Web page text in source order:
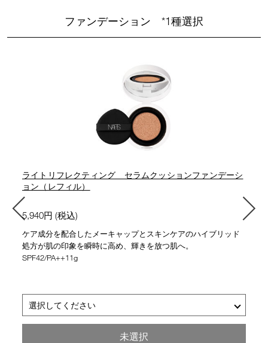
ファンデーション *1種選択
ライトリフレクティング セラムクッションファンデーシ
ョン（レフィル）
5,940円 (税込)
ケア成分を配合したメーキャップとスキンケアのハイブリッド
処方が肌の印象を瞬時に高め、輝きを放つ肌へ。
SPF42/PA++11g
選択してください
■ 03789 SEOUL ライト 0.75 ピンクベースの非常に明るいシェード
■ 03790 MONT BLANC ライト 2 ピンクとイエローのバランスのとれた非常に明るいシェード
■ 03791 FINLAND ライト 2.25 イエローベースの非常に明るいシェード
■ 03792 DEAUVILLE ライト 4 ピンクとイエローのバランスのとれた明るいシェード
■ 03793 SAMCHEONG ライト 4.25 ピンクベースの明るいシェード
■ 03794 VIENNA ライト 4.5 ピーチベースの明るいシェード
■ 03795 PUNJAB ミディアム 1 イエローベ―スの中間的な明るさのシェード
■ 03796 BARCELONA ミディアム 4 イエローベ―スの健康的な明るさのシェード
未選択